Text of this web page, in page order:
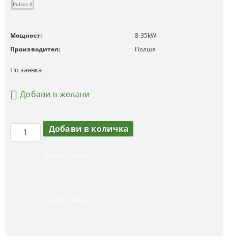
Pellas X
Мощност: 8-35kW
Производител:
Полша
По заявка
Добави в желани